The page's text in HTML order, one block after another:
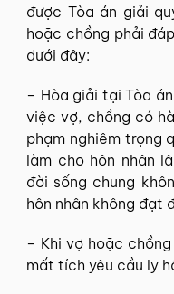
được Tòa án giải
hoặc chồng phải
dưới đây:
– Hòa giải tại Tòa
việc vợ, chồng có
phạm nghiêm trọng
làm cho hôn nhân
đời sống chung
hôn nhân không đạt
– Khi vợ hoặc
mất tích yêu cầu ly